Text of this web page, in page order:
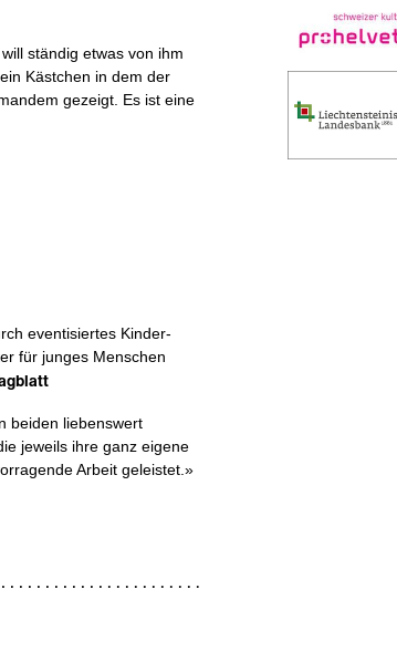
ständig etwas von ihm
Kästchen in dem der
gezeigt. Es ist eine
eventisiertes Kinder-
für junges Menschen
beiden liebenswert
jeweils ihre ganz eigene
Arbeit geleistet.»